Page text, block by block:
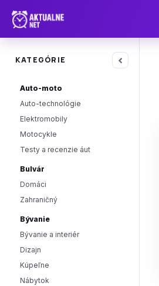
KATEGÓRIE ‹
Auto-moto
Auto-technológie
Elektromobily
Motocykle
Testy a recenzie áut
Bulvár
Domáci
Zahraničný
Bývanie
Bývanie a interiér
Dizajn
Kúpeľne
Nábytok